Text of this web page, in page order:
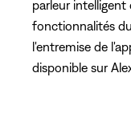
parleur intelligent
fonctionnalités
l'entremise de
disponible sur